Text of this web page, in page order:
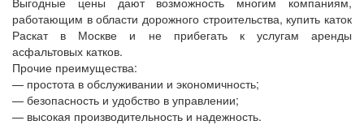
работающим в области дорожного строительства, купить каток
Раскат в Москве и не прибегать к услугам аренды
асфальтовых катков.
Прочие преимущества:
— простота в обслуживании и экономичность;
— безопасность и удобство в управлении;
— высокая производительность и надежность.